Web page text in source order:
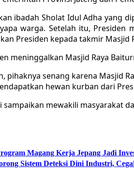
ibadah Sholat Idul Adha yang
warga. Setelah itu,
Presiden kepada takmir Masjid
meninggalkan Masjid Raya
pihaknya senang karena Masjid
hewan kurban dari
sampaikan mewakili masyarakat
Magang Kerja Jepang Jadi
Sistem Deteksi Dini Industri,